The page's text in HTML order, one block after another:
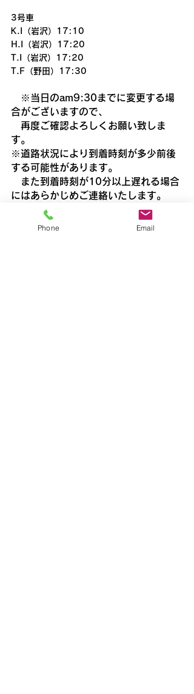
3号車
K.I（岩沢）17:10
H.I（岩沢）17:20
T.I（岩沢）17:20
T.F（野田）17:30
※当日のam9:30までに変更する場
合がございますので、
再度ご確認よろしくお願い致しま
す。
※道路状況により到着時刻が多少前後
する可能性があります。
また到着時刻が10分以上遅れる場合
にはあらかじめご連絡いたします。
Phone Email